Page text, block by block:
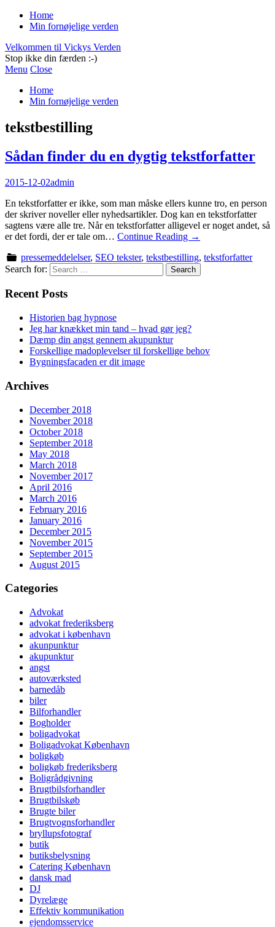
Home
Min fornøjelige verden
Velkommen til Vickys Verden
Stop ikke din færden :-)
Menu Close
Home
Min fornøjelige verden
tekstbestilling
Sådan finder du en dygtig tekstforfatter
2015-12-02admin
En tekstforfatter er ikke, som man måske ellers kunne tro, en person
der skriver noveller eller nyhedsartikler. Dog kan en tekstforfatter
sagtens være alle tre. Når en tekstforfatter alligevel er noget andet, så
er det fordi, der er tale om… Continue Reading →
pressemeddelelser, SEO tekster,tekstbestilling,tekstforfatter
Search for:
Recent Posts
Historien bag hypnose
Jeg har knækket min tand – hvad gør jeg?
Dæmp din angst gennem akupunktur
Forskellige madoplevelser til forskellige behov
Bygningsfacaden er dit image
Archives
December 2018
November 2018
October 2018
September 2018
May 2018
March 2018
November 2017
April 2016
March 2016
February 2016
January 2016
December 2015
November 2015
September 2015
August 2015
Categories
Advokat
advokat frederiksberg
advokat i københavn
akunpunktur
akupunktur
angst
autoværksted
barnedåb
biler
Bilforhandler
Bogholder
boligadvokat
Boligadvokat København
boligkøb
boligkøb frederiksberg
Boligrådgivning
Brugtbilsforhandler
Brugtbilskøb
Brugte biler
Brugtvognsforhandler
bryllupsfotograf
butik
butiksbelysning
Catering København
dansk mad
DJ
Dyrelæge
Effektiv kommunikation
ejendomsservice